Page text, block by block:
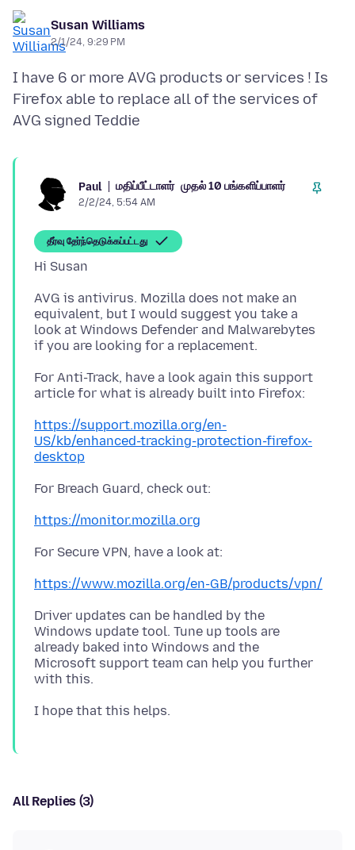
Susan Williams
2/1/24, 9:29 PM
I have 6 or more AVG products or services ! Is
Firefox able to replace all of the services of
Paul மதிப்பீட்டாளர் முதல் 10 பங்களிப்பாளர்
2/2/24, 5:54 AM
தீர்வு தேர்ந்தெடுக்கப்பட்டது
AVG is antivirus. Mozilla does not make an
equivalent, but I would suggest you take a
look at Windows Defender and Malwarebytes
For Anti-Track, have a look again this support
https://support.mozilla.org/en-
US/kb/enhanced-tracking-protection-firefox-
desktop
https://monitor.mozilla.org
https://www.mozilla.org/en-GB/products/vpn/
Driver updates can be handled by the
Windows update tool. Tune up tools are
already baked into Windows and the
Microsoft support team can help you further
All Replies (3)